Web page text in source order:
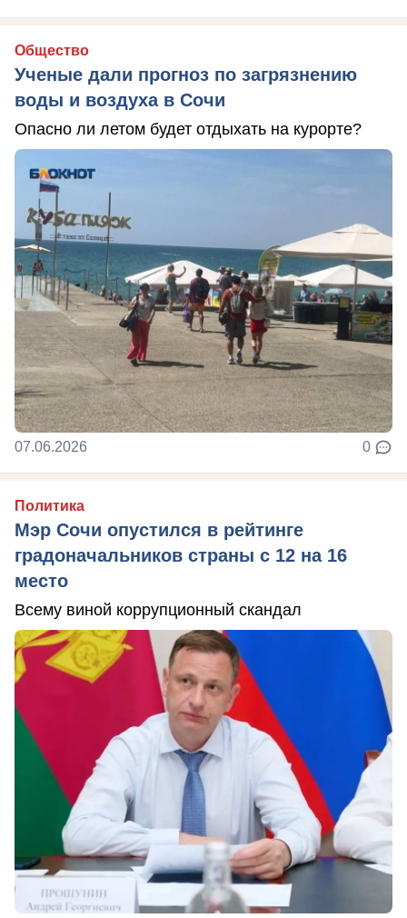
Общество
Ученые дали прогноз по загрязнению
воды и воздуха в Сочи
Опасно ли летом будет отдыхать на курорте?
07.06.2026 0
Политика
Мэр Сочи опустился в рейтинге
градоначальников страны с 12 на 16
место
Всему виной коррупционный скандал